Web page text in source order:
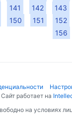
141 142
143
150 151
152
156
Сайт работает на
на условиях